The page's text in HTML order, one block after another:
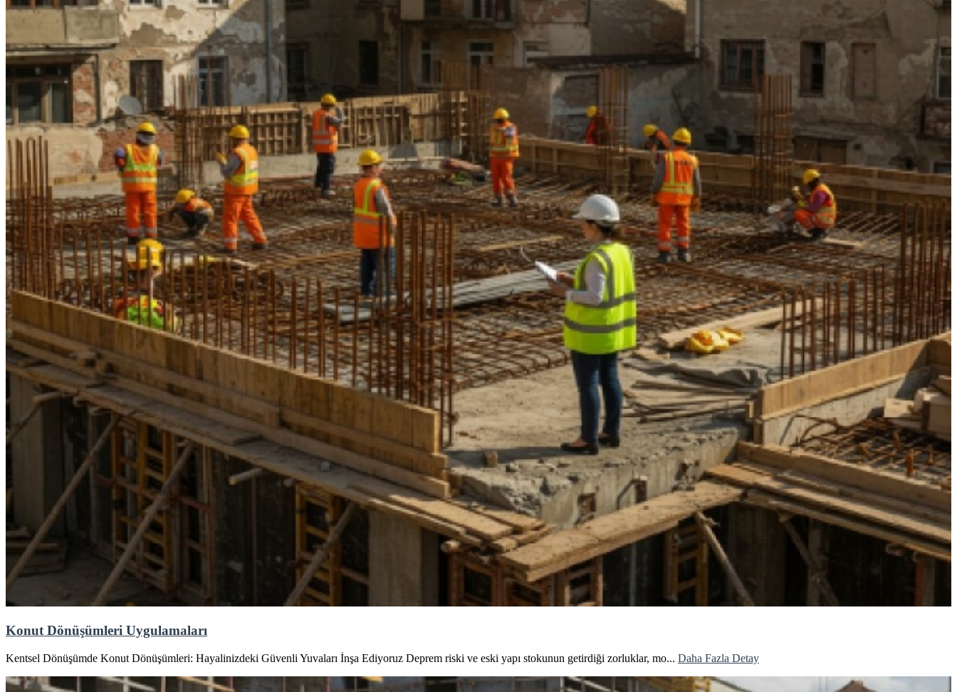
Konut Dönüşümleri Uygulamaları
Kentsel Dönüşümde Konut Dönüşümleri: Hayalinizdeki Güvenli Yuvaları İnşa Ediyoruz Deprem riski ve eski yapı stokunun getirdiği zorluklar, mo... Daha Fazla Detay